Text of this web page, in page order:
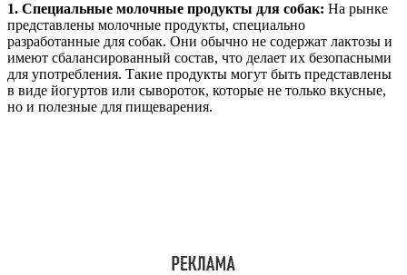
1. Специальные молочные продукты для собак: На рынке
представлены молочные продукты, специально
разработанные для собак. Они обычно не содержат лактозы и
имеют сбалансированный состав, что делает их безопасными
для употребления. Такие продукты могут быть представлены
в виде йогуртов или сывороток, которые не только вкусные,
но и полезные для пищеварения.